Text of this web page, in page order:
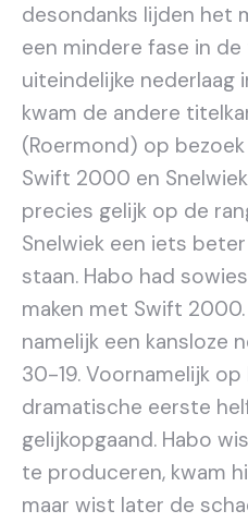
desondanks lijden het
een mindere fase in
uiteindelijke nederlaag
kwam de andere
(Roermond) op
Swift 2000 en
precies gelijk op de
Snelwiek een iets
staan. Habo had
maken met Swift
namelijk een kansloze
30-19. Voornamelijk op
dramatische eerste
gelijkopgaand. Habo
te produceren, kwam
maar wist later de